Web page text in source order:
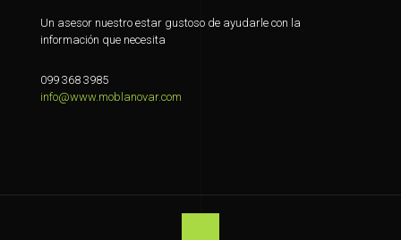
Un asesor nuestro estar gustoso de ayudarle con la
información que necesita
099 368 3985
info@www.moblanovar.com